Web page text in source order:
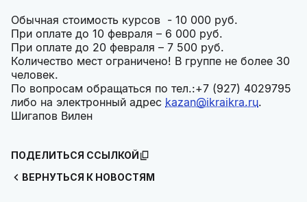
Обычная стоимость курсов - 10 000 руб.
При оплате до 10 февраля – 6 000 руб.
При оплате до 20 февраля – 7 500 руб.
Количество мест ограничено! В группе не более 30
человек.
По вопросам обращаться по тел.:+7 (927) 4029795
либо на электронный адрес kazan@ikraikra.ru.
Шигапов Вилен
ВЕРНУТЬСЯ К НОВОСТЯМ
ПОДЕЛИТЬСЯ ССЫЛКОЙ